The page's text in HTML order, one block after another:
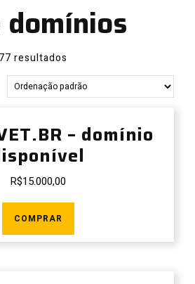
domínios
resultados
– domínio
R$15.000,00
COMPRAR